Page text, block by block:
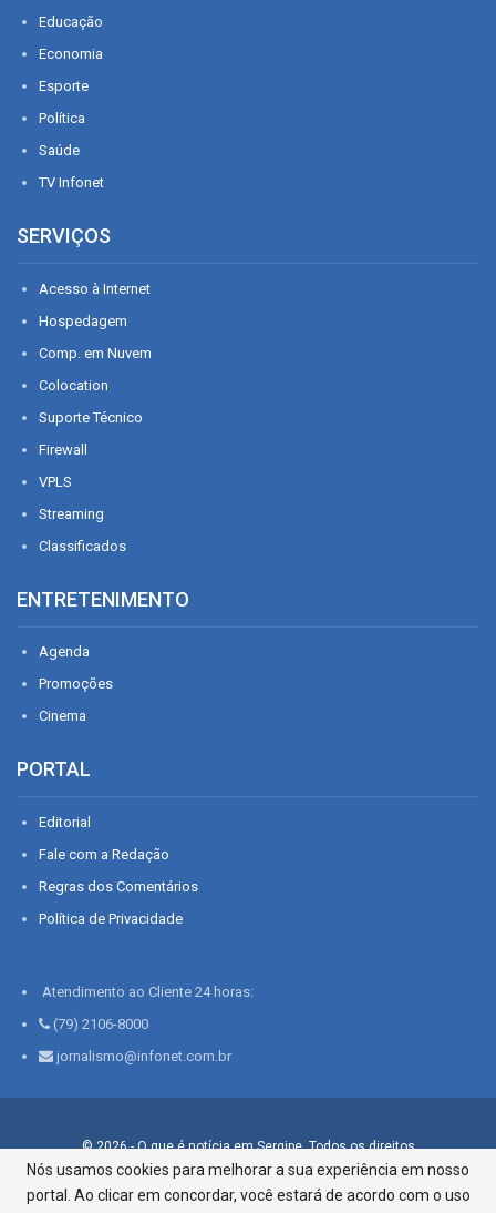
Educação
Economia
Esporte
Política
Saúde
TV Infonet
SERVIÇOS
Acesso à Internet
Hospedagem
Comp. em Nuvem
Colocation
Suporte Técnico
Firewall
VPLS
Streaming
Classificados
ENTRETENIMENTO
Agenda
Promoções
Cinema
PORTAL
Editorial
Fale com a Redação
Regras dos Comentários
Política de Privacidade
Atendimento ao Cliente 24 horas:
(79) 2106-8000
jornalismo@infonet.com.br
© 2026 - O que é notícia em Sergipe. Todos os direitos
reservados.
Infonet - Rua Monsenhor Silveira 276, Bairro São José |
Nós usamos cookies para melhorar a sua experiência em nosso
portal. Ao clicar em concordar, você estará de acordo com o uso